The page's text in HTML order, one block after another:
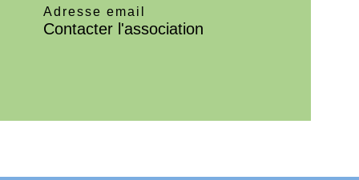
Adresse email
Contacter l'association